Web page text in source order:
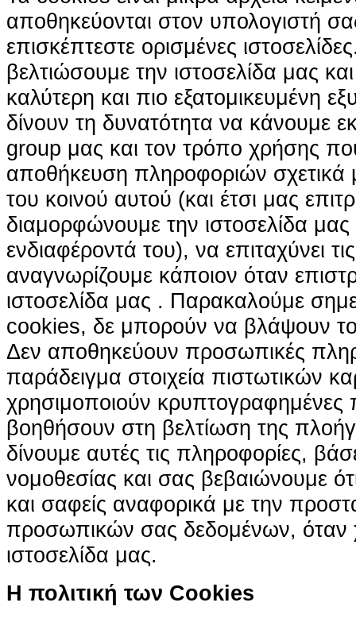
αποθηκεύονται στον υπολογιστή
επισκέπτεστε ορισμένες
βελτιώσουμε την ιστοσελίδα μας
καλύτερη και πιο εξατομικευμένη
δίνουν τη δυνατότητα να κάνουμε
group μας και τον τρόπο χρήσης
αποθήκευση πληροφοριών σχετικά
του κοινού αυτού (και έτσι μας
διαμορφώνουμε την ιστοσελίδα
ενδιαφέροντά του), να επιταχύνει
αναγνωρίζουμε κάποιον όταν
ιστοσελίδα μας . Παρακαλούμε
cookies, δε μπορούν να βλάψουν
Δεν αποθηκεύουν προσωπικές
παράδειγμα στοιχεία πιστωτικών
χρησιμοποιούν κρυπτογραφημένες
βοηθήσουν στη βελτίωση της
δίνουμε αυτές τις πληροφορίες,
νομοθεσίας και σας βεβαιώνουμε ότι
και σαφείς αναφορικά με την
προσωπικών σας δεδομένων, όταν
ιστοσελίδα μας.
H πολιτική των Cookies